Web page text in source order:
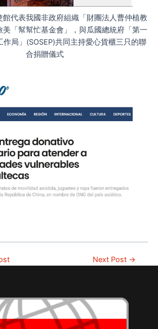
館代表我國非政府組織「財團法人曹仲植教
美「幫幫忙基金會」，與瓜國總統府「第一
作局」(SOSEP)共同主持愛心貨櫃三只的聯
合捐贈儀式
Next Post →